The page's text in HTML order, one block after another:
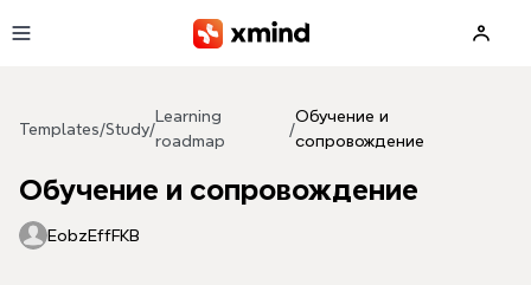
Templates/Study/
Learning
roadmap
/
Обучение и
сопровождение
Обучение и сопровождение
EobzEffFKB